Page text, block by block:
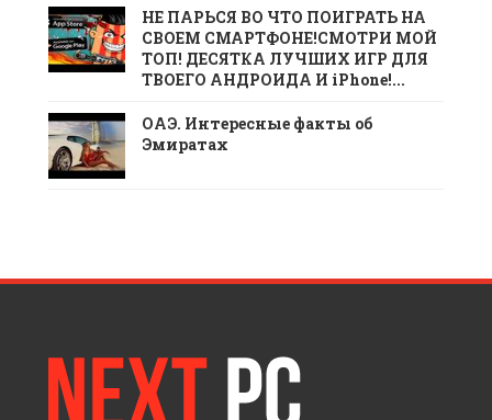
НЕ ПАРЬСЯ ВО ЧТО ПОИГРАТЬ НА
СВОЕМ СМАРТФОНЕ!СМОТРИ МОЙ
ТОП! ДЕСЯТКА ЛУЧШИХ ИГР ДЛЯ
ТВОЕГО АНДРОИДА И iPhone!...
ОАЭ. Интересные факты об
Эмиратах